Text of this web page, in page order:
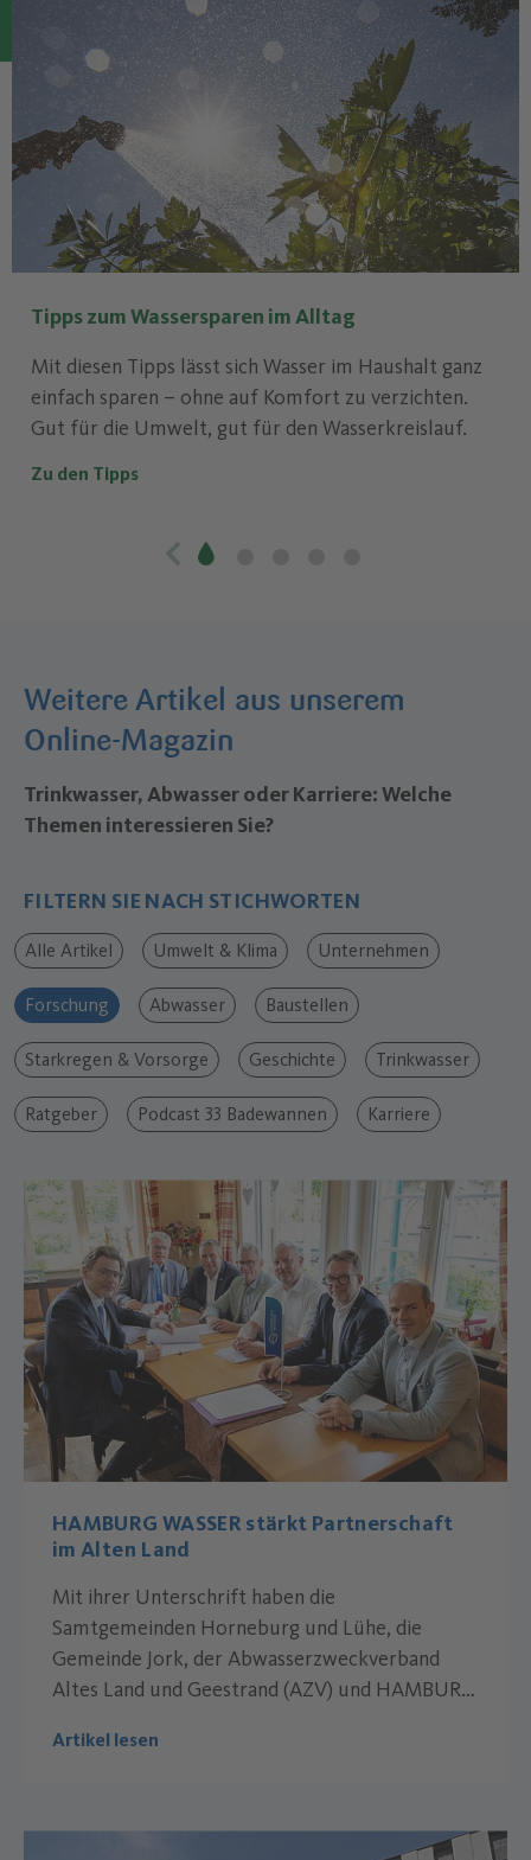
Tipps zum Wassersparen im Alltag
Mit diesen Tipps lässt sich Wasser im Haushalt ganz
einfach sparen – ohne auf Komfort zu verzichten.
Gut für die Umwelt, gut für den Wasserkreislauf.
Zu den Tipps
Weitere Artikel aus unserem
Online-Magazin
Trinkwasser, Abwasser oder Karriere: Welche
Themen interessieren Sie?
FILTERN SIE NACH STICHWORTEN
Alle Artikel Umwelt & Klima Unternehmen
Forschung Abwasser Baustellen
Starkregen & Vorsorge Geschichte Trinkwasser
Ratgeber Podcast 33 Badewannen Karriere
HAMBURG WASSER stärkt Partnerschaft
im Alten Land
Mit ihrer Unterschrift haben die
Samtgemeinden Horneburg und Lühe, die
Gemeinde Jork, der Abwasserzweckverband
Altes Land und Geestrand (AZV) und HAMBURG
Neuordnung der Abwasserbeseitigung im Alten
Artikel lesen